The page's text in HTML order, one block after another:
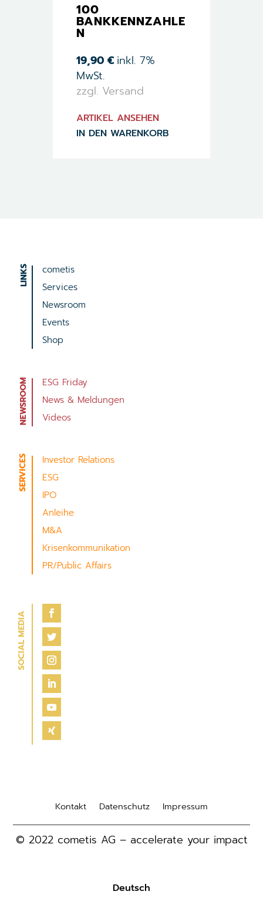
100
BANKKENNZAHLE
N
19,90 € inkl. 7%
MwSt.
zzgl. Versand
ARTIKEL ANSEHEN
IN DEN WARENKORB
cometis
Services
Newsroom
Events
Shop
ESG Friday
News & Meldungen
Videos
Investor Relations
ESG
IPO
Anleihe
M&A
Krisenkommunikation
PR/Public Affairs
Kontakt Datenschutz Impressum
© 2022 cometis AG – accelerate your impact
Deutsch